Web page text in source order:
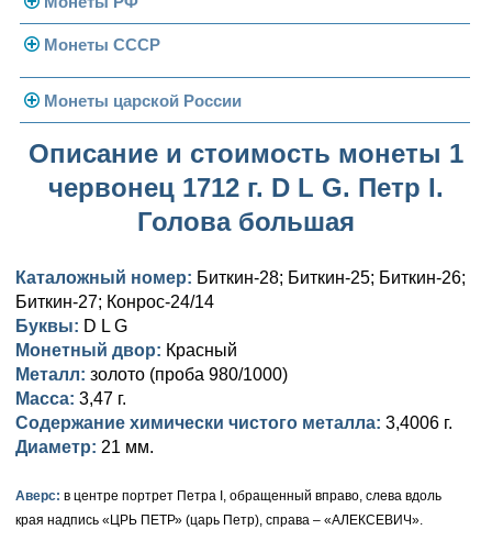
Современная Россия
Монеты 1991-1993 гг.
Монеты СССР
Погодовка СССР
Монеты 1958 года
Золотые червонцы
Памятные и юбилейные
Монеты царской России
Николай II (1894-1917)
Золото
Медь
Германская оккупация
Для Финляндии
Памятные и донативные
Александр III (1881-1894)
Серебро
Медь
Для Финляндии
Памятные и донативные
Александр II (1855-1881)
Золото
Серебро
Медь
Для Финляндии
Памятные и донативные
Николай I (1825-1855)
Платина, золото
Серебро
Медь
Для Грузии
Русско-Польские
Александр I (1801-1825)
Золото
Серебро
Медь
Для Грузии
Павел I (1796-1801)
Золото
Серебро
Медь
Екатерина II (1762-1796)
Золото
Серебро
Петр III (1762)
Елизавета I (1741-1762)
Описание и стоимость монеты 1
червонец 1712 г. D L G. Петр I.
Голова большая
Каталожный номер: Биткин-28; Биткин-25; Биткин-26;
Биткин-27; Конрос-24/14
Буквы: D L G
Монетный двор: Красный
Металл: золото (проба 980/1000)
Масса: 3,47 г.
Содержание химически чистого металла: 3,4006 г.
Диаметр: 21 мм.
Аверс: в центре портрет Петра I, обращенный вправо, слева вдоль
края надпись «ЦРЬ ПЕТР» (царь Петр), справа – «АЛЕКСЕВИЧ».